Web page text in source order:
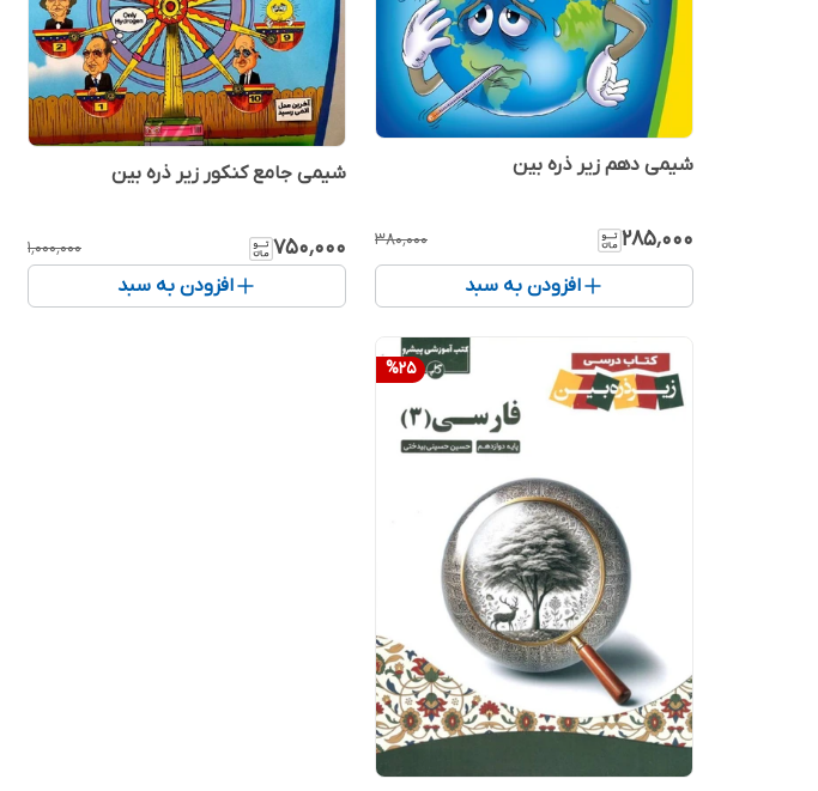
شیمی دهم زیر ذره بین
۲۸۵٬۰۰۰ ۳۸۰٬۰۰۰
افزودن به سبد
شیمی جامع کنکور زیر ذره بین
۷۵۰٬۰۰۰ ۱٬۰۰۰٬۰۰۰
افزودن به سبد
%25